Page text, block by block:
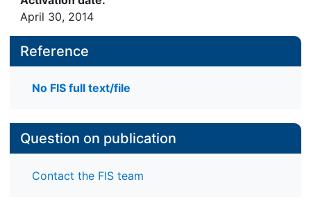
April 30, 2014
Reference
No FIS full text/file
Question on publication
Contact the FIS team